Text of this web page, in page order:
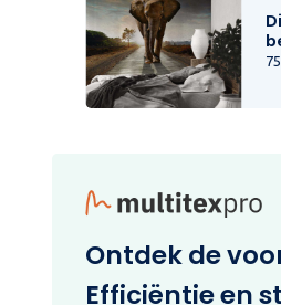
Ontdek de
Efficiëntie en